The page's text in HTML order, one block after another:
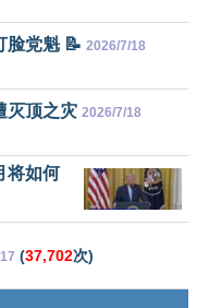
脸党魁 📝 2026/7/18
灭顶之灾 2026/7/18
将如何
(37,702次)